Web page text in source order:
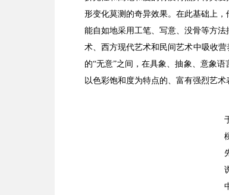
形变化莫测的奇异效果。在此基础上
能自如地采用工笔、写意、没骨等方
术、西方现代艺术和民间艺术中吸收
的“无意”之间，在具象、抽象、意象
以色彩饱和度为特点的、富有强烈艺术